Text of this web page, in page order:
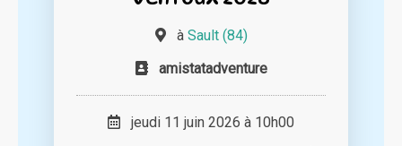
à Sault (84)
amistatadventure
jeudi 11 juin 2026 à 10h00